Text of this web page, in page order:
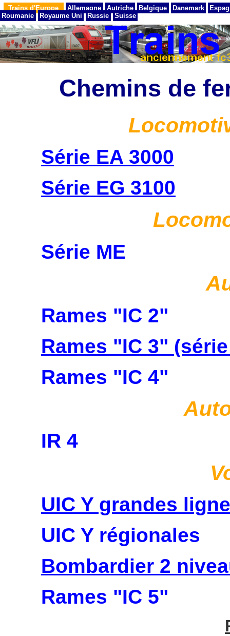
Trains d'Europe Allemagne Autriche Belgique Danemark
Roumanie
Royaume Uni Russie Suisse
Chemins de
Série EA 3000
Série EG 3100
Série ME
Rames "IC 2"
Rames "IC 3"
Rames "IC 4"
IR 4
UIC Y grandes
UIC Y régionales
Bombardier 2
Rames "IC 5"